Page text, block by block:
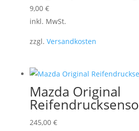
9,00 €
mehrere
auf.
Die
Optionen
können
inkl. MwSt.
zzgl. Versandkosten
Mazda Original
245,00 €